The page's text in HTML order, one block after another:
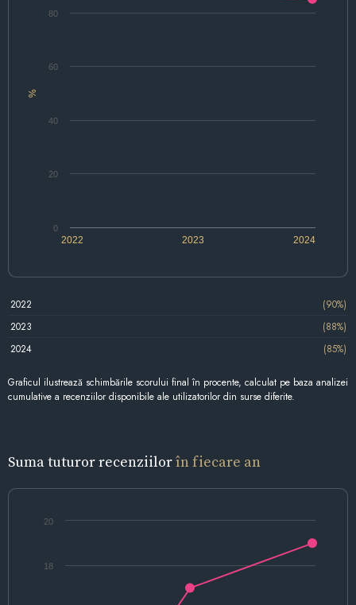
%
2022 2023 2024
0
20
40
60
80
2022
(90%)
2023
(88%)
2024
(85%)
Graficul ilustrează schimbările scorului final în procente, calculat pe baza analizei
cumulative a recenziilor disponibile ale utilizatorilor din surse diferite.
Suma tuturor recenziilorîn fiecare an
18
20